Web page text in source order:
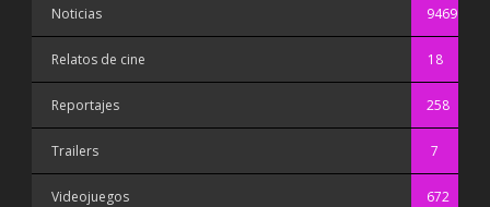
Noticias 9469
Relatos de cine 18
Reportajes 258
Trailers 7
Videojuegos 672